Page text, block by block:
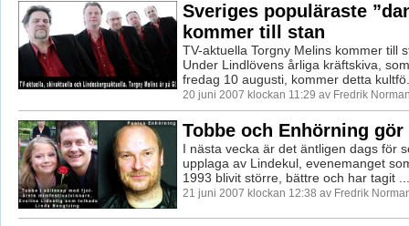
Sveriges populäraste
kommer till stan
TV-aktuella Torgny Melins kommer till
Under Lindlövens årliga kräftskiva,
fredag 10 augusti, kommer detta
20 juni 2007 klockan 11:29 av Fredrik
Tobbe och Enhörning
I nästa vecka är det äntligen dags för
upplaga av Lindekul, evenemanget
1993 blivit större, bättre och har tagit ...
21 juni 2007 klockan 12:38 av Fredrik